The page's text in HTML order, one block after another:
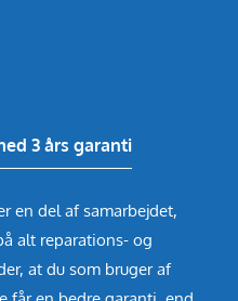
3 års garanti
en del af samarbejdet,
alt reparations- og
at du som bruger af